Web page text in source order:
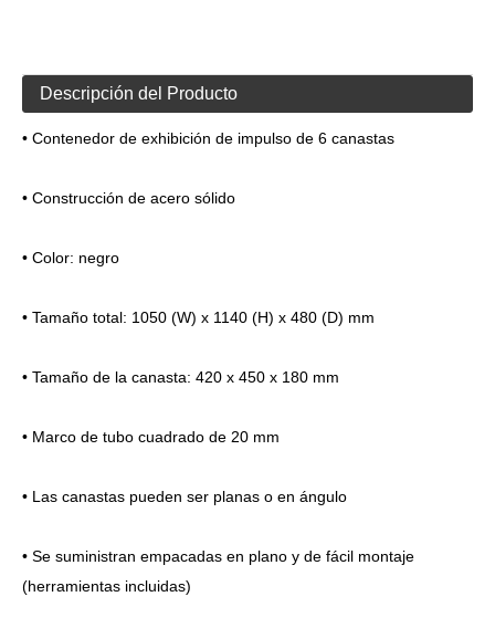
Descripción del Producto
• Contenedor de exhibición de impulso de 6 canastas
• Construcción de acero sólido
• Color: negro
• Tamaño total: 1050 (W) x 1140 (H) x 480 (D) mm
• Tamaño de la canasta: 420 x 450 x 180 mm
• Marco de tubo cuadrado de 20 mm
• Las canastas pueden ser planas o en ángulo
• Se suministran empacadas en plano y de fácil montaje
(herramientas incluidas)